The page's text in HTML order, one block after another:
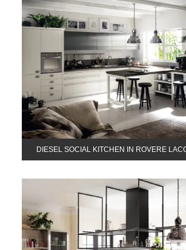
DIESEL SOCIAL KITCHEN IN ROVERE